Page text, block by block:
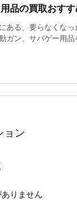
品の買取おす
ある、要らなくなっ
ガン、サバゲー用
ョン
りません